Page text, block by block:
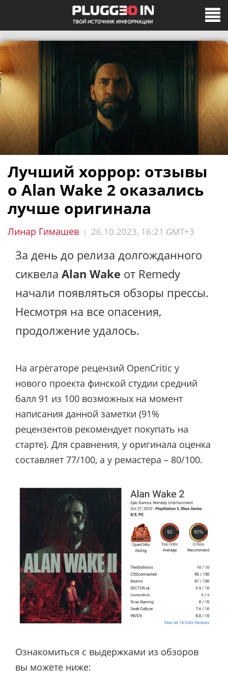
Лучший хоррор: отзывы
о Alan Wake 2 оказались
лучше оригинала
Линар Гимашев | 26.10.2023, 16:21 GMT+3
За день до релиза долгожданного
сиквела Alan Wake от Remedy
начали появляться обзоры прессы.
Несмотря на все опасения,
продолжение удалось.
На агрегаторе рецензий OpenCritic у
нового проекта финской студии средний
балл 91 из 100 возможных на момент
написания данной заметки (91%
рецензентов рекомендует покупать на
старте). Для сравнения, у оригинала оценка
составляет 77/100, а у ремастера – 80/100.
Ознакомиться с выдержками из обзоров
вы можете ниже: